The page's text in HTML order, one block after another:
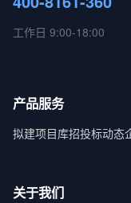
工作日 9:00-18:00
产品服务
拟建项目库招投标动态
关于我们